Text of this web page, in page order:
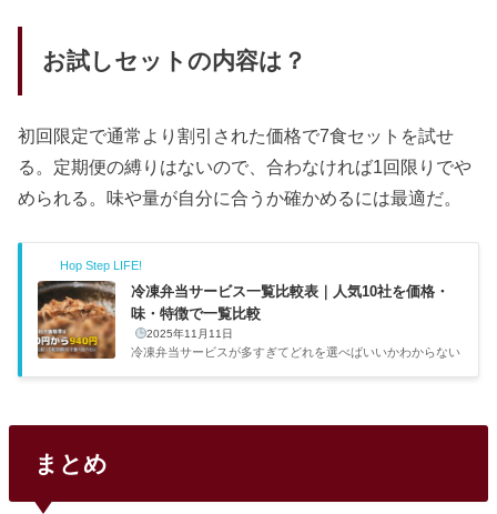
お試しセットの内容は？
初回限定で通常より割引された価格で7食セットを試せ
る。定期便の縛りはないので、合わなければ1回限りでや
められる。味や量が自分に合うか確かめるには最適だ。
Hop Step LIFE!
冷凍弁当サービス一覧比較表｜人気10社を価格・
味・特徴で一覧比較
2025年11月11日
冷凍弁当サービスが多すぎてどれを選べばいいかわからない
合った2〜3社に絞って初回割引で食べ比べるのが、一番確実
oshが一歩リードしている。サービス1食あたり送料メニュ
まとめ